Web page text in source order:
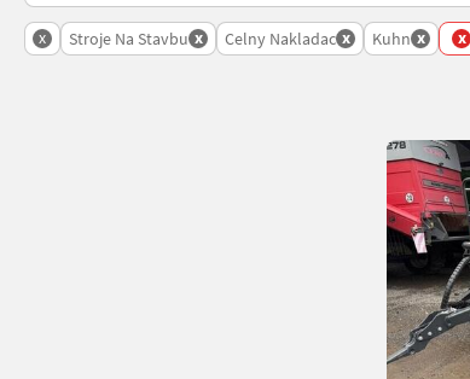
x Stroje Na Stavbu x Celny Nakladac x Kuhn x x